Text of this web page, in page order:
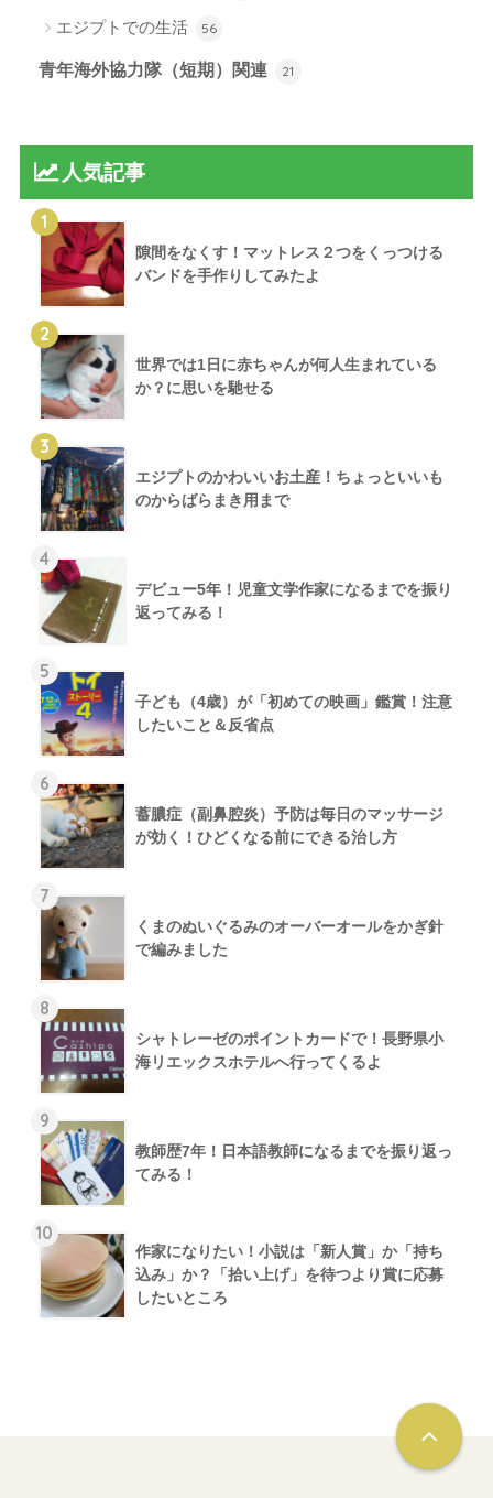
エジプトでの生活 56
青年海外協力隊（短期）関連 21
人気記事
1
隙間をなくす！マットレス２つをくっつける
バンドを手作りしてみたよ
2
世界では1日に赤ちゃんが何人生まれている
か？に思いを馳せる
3
エジプトのかわいいお土産！ちょっといいも
のからばらまき用まで
4
デビュー5年！児童文学作家になるまでを振り
返ってみる！
5
子ども（4歳）が「初めての映画」鑑賞！注意
したいこと＆反省点
6
蓄膿症（副鼻腔炎）予防は毎日のマッサージ
が効く！ひどくなる前にできる治し方
7
くまのぬいぐるみのオーバーオールをかぎ針
で編みました
8
シャトレーゼのポイントカードで！長野県小
海リエックスホテルへ行ってくるよ
9
教師歴7年！日本語教師になるまでを振り返っ
てみる！
10
作家になりたい！小説は「新人賞」か「持ち
込み」か？「拾い上げ」を待つより賞に応募
したいところ